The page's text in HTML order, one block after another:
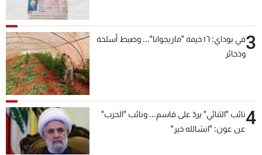
3
في بوداي: ١٦ خيمة "ماريجوانا"... وضبط أسلحة
وذخائر
4نائب "الثنائي" يردّ على قاسم... ونائب "الحزب"
عن عون: "انشالله خير"